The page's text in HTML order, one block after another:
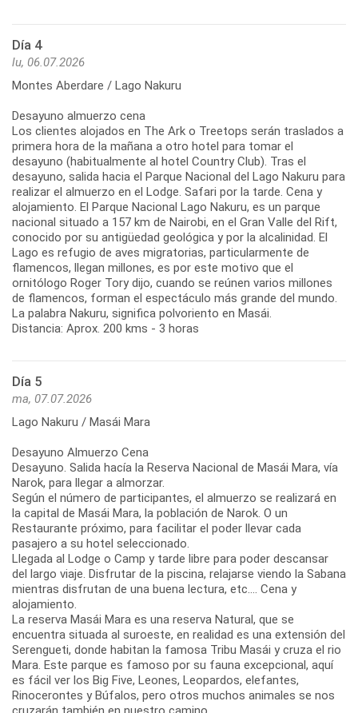
Día 4
lu, 06.07.2026
Montes Aberdare / Lago Nakuru
Desayuno almuerzo cena
Los clientes alojados en The Ark o Treetops serán traslados a
primera hora de la mañana a otro hotel para tomar el
desayuno (habitualmente al hotel Country Club). Tras el
desayuno, salida hacia el Parque Nacional del Lago Nakuru para
realizar el almuerzo en el Lodge. Safari por la tarde. Cena y
alojamiento. El Parque Nacional Lago Nakuru, es un parque
nacional situado a 157 km de Nairobi, en el Gran Valle del Rift,
conocido por su antigüedad geológica y por la alcalinidad. El
Lago es refugio de aves migratorias, particularmente de
flamencos, llegan millones, es por este motivo que el
ornitólogo Roger Tory dijo, cuando se reúnen varios millones
de flamencos, forman el espectáculo más grande del mundo.
La palabra Nakuru, significa polvoriento en Masái.
Distancia: Aprox. 200 kms - 3 horas
Día 5
ma, 07.07.2026
Lago Nakuru / Masái Mara
Desayuno Almuerzo Cena
Desayuno. Salida hacía la Reserva Nacional de Masái Mara, vía
Narok, para llegar a almorzar.
Según el número de participantes, el almuerzo se realizará en
la capital de Masái Mara, la población de Narok. O un
Restaurante próximo, para facilitar el poder llevar cada
pasajero a su hotel seleccionado.
Llegada al Lodge o Camp y tarde libre para poder descansar
del largo viaje. Disfrutar de la piscina, relajarse viendo la Sabana
mientras disfrutan de una buena lectura, etc.... Cena y
alojamiento.
La reserva Masái Mara es una reserva Natural, que se
encuentra situada al suroeste, en realidad es una extensión del
Serengueti, donde habitan la famosa Tribu Masái y cruza el rio
Mara. Este parque es famoso por su fauna excepcional, aquí
es fácil ver los Big Five, Leones, Leopardos, elefantes,
Rinocerontes y Búfalos, pero otros muchos animales se nos